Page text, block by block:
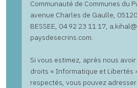
Communauté de Communes du
avenue Charles de Gaulle, 05120
BESSEE, 04 92 23 11 17,
paysdesecrins.com.
Si vous estimez, après nous
droits « Informatique et Libertés
respectés, vous pouvez